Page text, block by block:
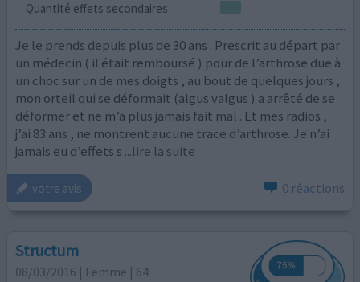
Quantité effets secondaires
Je le prends depuis plus de 30 ans . Prescrit au départ par
un médecin ( il était remboursé ) pour de l’arthrose due à
un choc sur un de mes doigts , au bout de quelques jours ,
mon orteil qui se déformait (algus valgus ) a arrêté de se
déformer et ne m’a plus jamais fait mal . Et mes radios ,
j’ai 83 ans , ne montrent aucune trace d’arthrose. Je n’ai
jamais eu d’effets s ...lire la suite
votre avis 0 réactions
Structum
08/03/2016 | Femme | 64